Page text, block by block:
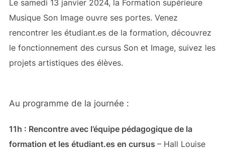
Le samedi 13 janvier 2024, la Formation supérieure
Musique Son Image ouvre ses portes. Venez
rencontrer les étudiant.es de la formation, découvrez
le fonctionnement des cursus Son et Image, suivez les
projets artistiques des élèves.
Au programme de la journée :
11h : Rencontre avec l’équipe pédagogique de la
formation et les étudiant.es en cursus – Hall Louise